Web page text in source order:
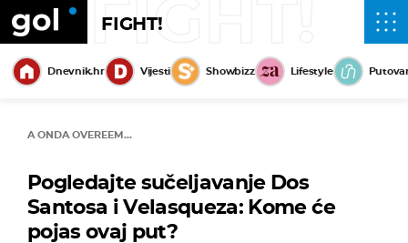
FIGHT!
FIGHT!
Dnevnik.hr Vijesti Showbizz Lifestyle
A ONDA OVEREEM...
Pogledajte sučeljavanje Dos
Santosa i Velasqueza: Kome će
pojas ovaj put?